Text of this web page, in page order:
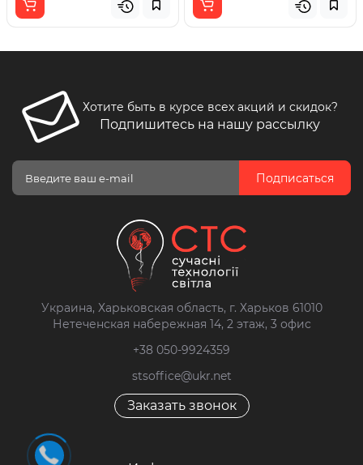
Хотите быть в курсе всех акций и скидок?
Подпишитесь на нашу рассылку
Подписаться
Украина, Харьковская область, г. Харьков 61010
Нетеченская набережная 14, 2 этаж, 3 офис
+38 050-9924359
stsoffice@ukr.net
Заказать звонок